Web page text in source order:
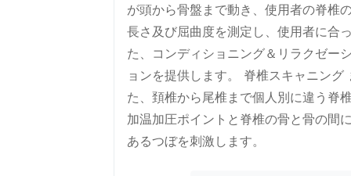
が頭から骨盤まで動き、使用者の脊椎
長さ及び屈曲度を測定し、使用者に合
た、コンディショニング＆リラクゼー
ョンを提供します。 脊椎スキャニング
た、頚椎から尾椎まで個人別に違う脊
加温加圧ポイントと脊椎の骨と骨の間
あるつぼを刺激します。